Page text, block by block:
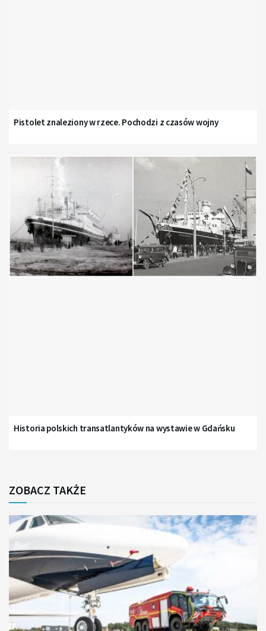
Pistolet znaleziony w rzece. Pochodzi z czasów wojny
Historia polskich transatlantyków na wystawie w Gdańsku
ZOBACZ TAKŻE